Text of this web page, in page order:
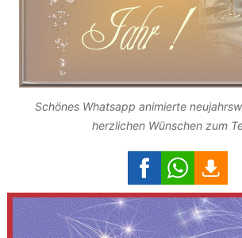
Schönes Whatsapp animierte
herzlichen Wünschen zum